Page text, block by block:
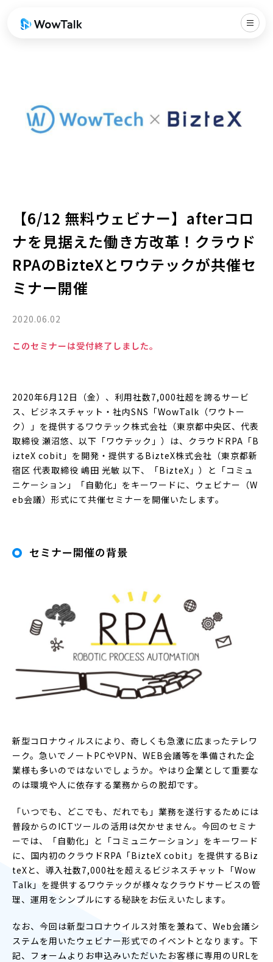
【6/12 無料ウェビナー】afterコロ
ナを見据えた働き方改革！クラウド
RPAのBizteXとワウテックが共催セ
ミナー開催
2020.06.02
このセミナーは受付終了しました。
2020年6月12日（金）、利用社数7,000社超を誇るサービ
ス、ビジネスチャット・社内SNS「WowTalk（ワウトー
ク）」を提供するワウテック株式会社（東京都中央区、代表
取締役 瀬沼悠、以下「ワウテック」）は、クラウドRPA「B
izteX cobit」を開発・提供するBizteX株式会社（東京都新
宿区 代表取締役 嶋田 光敏 以下、「BizteX」）と「コミュ
ニケーション」「自動化」をキーワードに、ウェビナー（W
eb会議）形式にて共催セミナーを開催いたします。
セミナー開催の背景
新型コロナウィルスにより、奇しくも急激に広まったテレワ
ーク。急いでノートPCやVPN、WEB会議等を準備された企
業様も多いのではないでしょうか。やはり企業として重要な
のは環境や人に依存する業務からの脱却です。
「いつでも、どこでも、だれでも」業務を遂行するためには
普段からのICTツールの活用は欠かせません。今回のセミナ
ーでは、「自動化」と「コミュニケーション」をキーワード
に、国内初のクラウドRPA「BizteX cobit」を提供するBiz
teXと、導入社数7,000社を超えるビジネスチャット「Wow
Talk」を提供するワウテックが様々なクラウドサービスの管
理、運用をシンプルにする秘訣をお伝えいたします。
なお、今回は新型コロナウイルス対策を兼ねて、Web会議シ
ステムを用いたウェビナー形式でのイベントとなります。下
記、フォームよりお申込みいただいたお客様に専用のURLを